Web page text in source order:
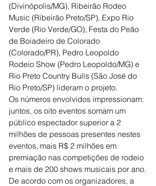
(Divinópolis/MG), Ribeirão Rodeo
Music (Ribeirão Preto/SP), Expo Rio
Verde (Rio Verde/GO), Festa do Peão
de Boiadeiro de Colorado
(Colorado/PR), Pedro Leopoldo
Rodeio Show (Pedro Leopoldo/MG) e
Rio Preto Country Bulls (São José do
Rio Preto/SP) lideram o projeto.
Os números envolvidos impressionam:
juntos, os oito eventos somam um
público espectador superior a 2
milhões de pessoas presentes nestes
eventos, mais R$ 2 milhões em
premiação nas competições de rodeio
e mais de 200 shows musicais por ano.
De acordo com os organizadores, a